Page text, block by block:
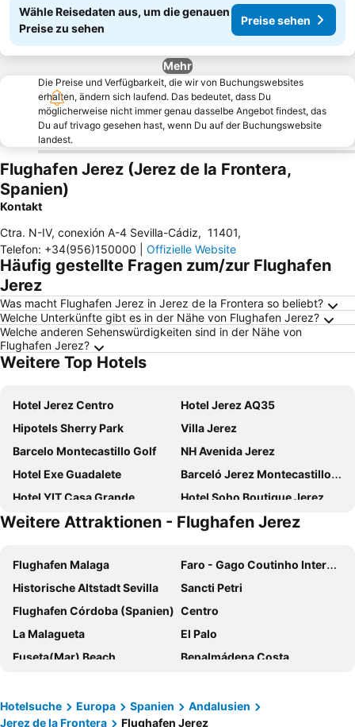
Wähle Reisedaten aus, um die genauen
Preise zu sehen
Preise sehen
Mehr
Die Preise und Verfügbarkeit, die wir von Buchungswebsites
erhalten, ändern sich laufend. Das bedeutet, dass Du
möglicherweise nicht immer genau dasselbe Angebot findest, das
Du auf trivago gesehen hast, wenn Du auf der Buchungswebsite
landest.
Flughafen Jerez (Jerez de la Frontera,
Spanien)
Kontakt
Ctra. N-IV, conexión A-4 Sevilla-Cádiz, 11401,
Telefon: +34(956)150000 Offizielle Website
Häufig gestellte Fragen zum/zur Flughafen
Jerez
Was macht Flughafen Jerez in Jerez de la Frontera so beliebt?
Welche Unterkünfte gibt es in der Nähe von Flughafen Jerez?
Welche anderen Sehenswürdigkeiten sind in der Nähe von
Flughafen Jerez?
Weitere Top Hotels
Hotel Jerez Centro
Hotel Jerez AQ35
Hipotels Sherry Park
Villa Jerez
Barcelo Montecastillo Golf
NH Avenida Jerez
Hotel Exe Guadalete
Barceló Jerez Montecastillo & Convention Center
Hotel YIT Casa Grande
Hotel Soho Boutique Jerez
Hotel Doña Blanca
Hotel San Andres
ITC Jerez by Soho Boutique
Hotel Medina Centro
B&B HOTEL Jerez
Hotel Bodega Tio Pepe
La Cueva Park
Hotel Carlos V Jerez by Vivere Stays
Eurostars Asta Regia
Catedral Suites Jerez
Hotel Boutique Palacio Corredera
limehome Jerez de la Frontera
Hotel Restaurante Vía Sevilla - Cádiz by MA 22 Puntos
Apartamentos Jerez
Weitere Attraktionen - Flughafen Jerez
Flughafen Malaga
Faro - Gago Coutinho Internationaler Flughafen
Historische Altstadt Sevilla
Sancti Petri
Flughafen Córdoba (Spanien) Centro
La Malagueta
El Palo
Fuseta(Mar) Beach
Benalmádena Costa
Kathedrale von Sevilla
Flughafen Tanger
Hotelsuche Europa Spanien
Andalusien
Jerez de la Frontera
Flughafen Jerez